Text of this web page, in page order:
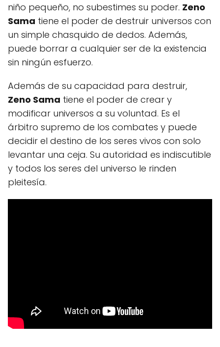
niño pequeño, no subestimes su poder. Zeno
Sama tiene el poder de destruir universos con
un simple chasquido de dedos. Además,
puede borrar a cualquier ser de la existencia
sin ningún esfuerzo.
Además de su capacidad para destruir,
Zeno Sama tiene el poder de crear y
modificar universos a su voluntad. Es el
árbitro supremo de los combates y puede
decidir el destino de los seres vivos con solo
levantar una ceja. Su autoridad es indiscutible
y todos los seres del universo le rinden
pleitesía.